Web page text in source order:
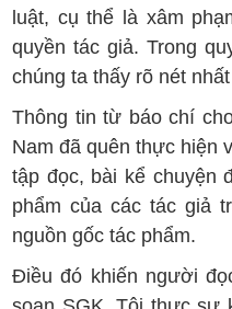
luật, cụ thể là xâm
quyền tác giả. Trong
chúng ta thấy rõ nét
Thông tin từ báo chí
Nam đã quên thực hiện
tập đọc, bài kể chuyện
phẩm của các tác giả
nguồn gốc tác phẩm.
Điều đó khiến người